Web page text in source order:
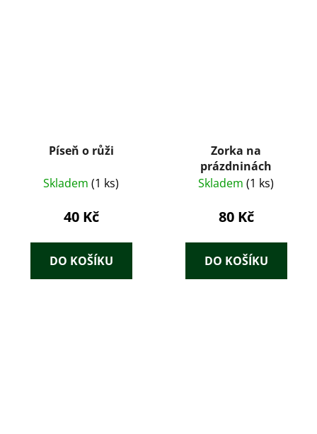
Píseň o růži
Skladem (1 ks)
40 Kč
DO KOŠÍKU
Zorka na
prázdninách
Skladem (1 ks)
80 Kč
DO KOŠÍKU